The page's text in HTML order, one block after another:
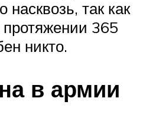
насквозь, так как
протяжении 365
никто.
в армии